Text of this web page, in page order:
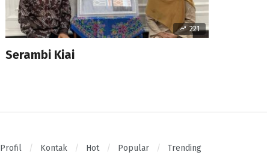
221
Serambi Kiai
Profil Kontak Hot Popular Trending